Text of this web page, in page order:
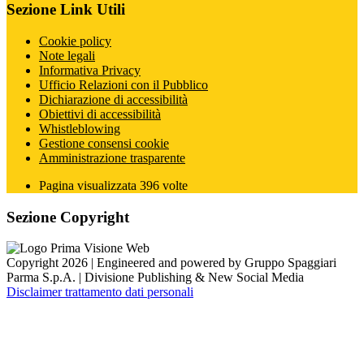
Sezione Link Utili
Cookie policy
Note legali
Informativa Privacy
Ufficio Relazioni con il Pubblico
Dichiarazione di accessibilità
Obiettivi di accessibilità
Whistleblowing
Gestione consensi cookie
Amministrazione trasparente
Pagina visualizzata 396 volte
Sezione Copyright
Copyright 2026 | Engineered and powered by Gruppo Spaggiari
Parma S.p.A. | Divisione Publishing & New Social Media
Disclaimer trattamento dati personali